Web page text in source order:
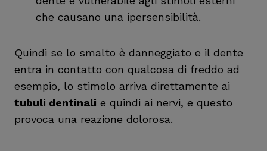
che causano una ipersensibilità.
Quindi se lo smalto è danneggiato e il dente
entra in contatto con qualcosa di freddo ad
esempio, lo stimolo arriva direttamente ai
tubuli dentinali e quindi ai nervi, e questo
provoca una reazione dolorosa.